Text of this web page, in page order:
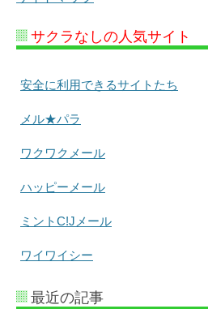
サクラなしの人気サイト
安全に利用できるサイトたち
メル★パラ
ワクワクメール
ハッピーメール
ミントC!Jメール
ワイワイシー
最近の記事